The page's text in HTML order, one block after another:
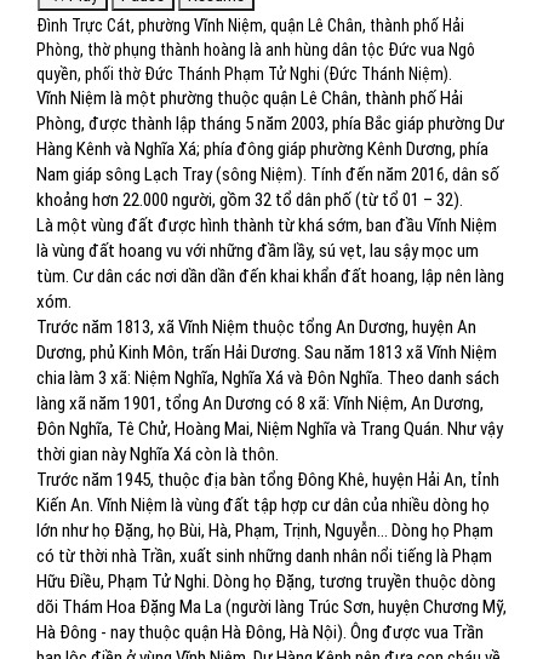
Đình Trực Cát, phường Vĩnh Niệm, quận Lê Chân, thành phố Hải
Phòng, thờ phụng thành hoàng là anh hùng dân tộc Đức vua Ngô
quyền, phối thờ Đức Thánh Phạm Tử Nghi (Đức Thánh Niệm).
Vĩnh Niệm là một phường thuộc quận Lê Chân, thành phố Hải
Phòng, được thành lập tháng 5 năm 2003, phía Bắc giáp phường Dư
Hàng Kênh và Nghĩa Xá; phía đông giáp phường Kênh Dương, phía
Nam giáp sông Lạch Tray (sông Niệm). Tính đến năm 2016, dân số
khoảng hơn 22.000 người, gồm 32 tổ dân phố (từ tổ 01 – 32).
Là một vùng đất được hình thành từ khá sớm, ban đầu Vĩnh Niệm
là vùng đất hoang vu với những đầm lầy, sú vẹt, lau sậy mọc um
tùm. Cư dân các nơi dần dần đến khai khẩn đất hoang, lập nên làng
xóm.
Trước năm 1813, xã Vĩnh Niệm thuộc tổng An Dương, huyện An
Dương, phủ Kinh Môn, trấn Hải Dương. Sau năm 1813 xã Vĩnh Niệm
chia làm 3 xã: Niệm Nghĩa, Nghĩa Xá và Đôn Nghĩa. Theo danh sách
làng xã năm 1901, tổng An Dương có 8 xã: Vĩnh Niệm, An Dương,
Đôn Nghĩa, Tê Chử, Hoàng Mai, Niệm Nghĩa và Trang Quán. Như vậy
thời gian này Nghĩa Xá còn là thôn.
Trước năm 1945, thuộc địa bàn tổng Đông Khê, huyện Hải An, tỉnh
Kiến An. Vĩnh Niệm là vùng đất tập hợp cư dân của nhiều dòng họ
lớn như họ Đặng, họ Bùi, Hà, Phạm, Trịnh, Nguyễn... Dòng họ Phạm
có từ thời nhà Trần, xuất sinh những danh nhân nổi tiếng là Phạm
Hữu Điều, Phạm Tử Nghi. Dòng họ Đặng, tương truyền thuộc dòng
dõi Thám Hoa Đặng Ma La (người làng Trúc Sơn, huyện Chương Mỹ,
Hà Đông - nay thuộc quận Hà Đông, Hà Nội). Ông được vua Trần